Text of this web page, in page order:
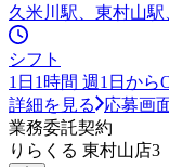
久米川駅、東村山
シフト
1日1時間 週1日から
詳細を見る
応募画
業務委託契約
りらくる 東村山店3